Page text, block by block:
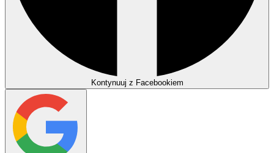
Kontynuuj z Facebookiem